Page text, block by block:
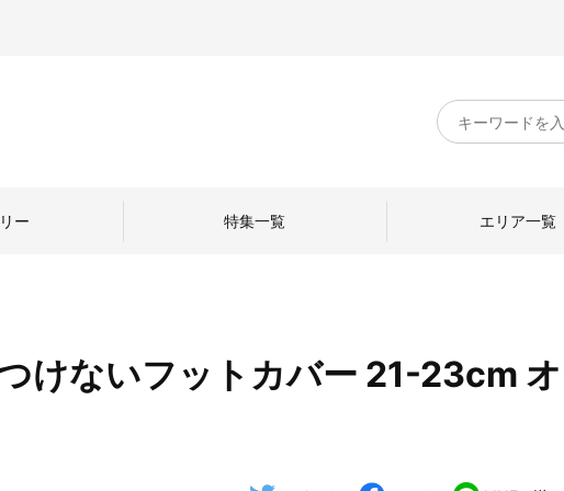
キ
ー
ー
ものづくり 日本の暮らし 中川政七商店のひと
特集一覧 エリア一覧
けないフットカバー 21-23cm オ